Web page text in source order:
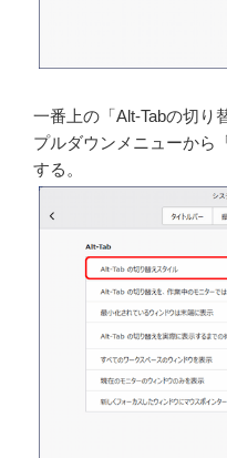
一番上の「Alt-Tabの切り
プルダウンメニューから
する。